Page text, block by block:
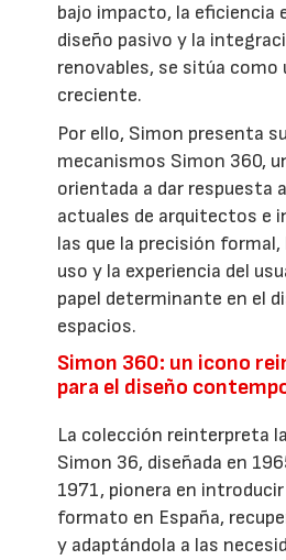
bajo impacto, la eficiencia
diseño pasivo y la
renovables, se sitúa como
creciente.
Por ello, Simon presenta
mecanismos Simon 360,
orientada a dar respuesta
actuales de arquitectos e
las que la precisión formal,
uso y la experiencia del
papel determinante en el
espacios.
Simon 360: un icono
para el diseño
La colección reinterpreta
Simon 36, diseñada en
1971, pionera en
formato en España,
y adaptándola a las